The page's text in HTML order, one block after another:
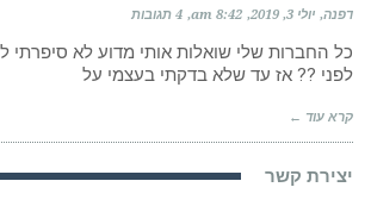
דפנה יולי 3, 2019 8:42 am 4 תגובות
כל החברות שלי שואלות אותי מדוע לא סיפרתי
לפני ?? אז עד שלא בדקתי בעצמי על
קרא עוד ←
יצירת קשר